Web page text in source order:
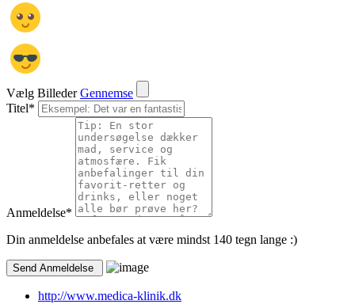
Vælg Billeder Gennemse
Titel*
Anmeldelse*
Din anmeldelse anbefales at være mindst 140 tegn lange :)
http://www.medica-klinik.dk